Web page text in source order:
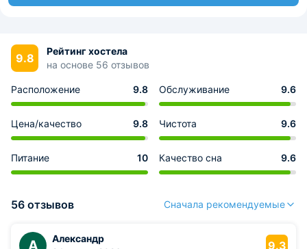
9.8
Рейтинг хостела
на основе 56 отзывов
Расположение 9.8 Обслуживание 9.6
Цена/качество 9.8 Чистота 9.6
Питание 10 Качество сна 9.6
56 отзывов Сначала рекомендуемые
А
Александр
9.3